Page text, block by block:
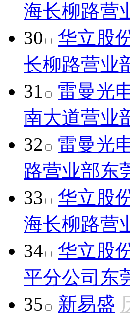
海长柳路营
30
华立股
长柳路营业
31
雷曼光
南大道营业
32
雷曼光
路营业部东
33
华立股
海长柳路营
34
华立股
平分公司 东
35
新易盛